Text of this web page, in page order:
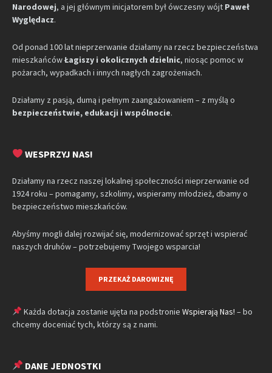
Narodowej, a jej głównym inicjatorem był ówczesny wójt Paweł
Wyględacz.
Od ponad 100 lat nieprzerwanie działamy na rzecz bezpieczeństwa
mieszkańcówŁagiszy i okolicznych dzielnic, niosąc pomoc w
pożarach, wypadkach i innych nagłych zagrożeniach.
Działamy z pasją, dumą i pełnym zaangażowaniem – z myślą o
bezpieczeństwie, edukacji i wspólnocie.
WESPRZYJ NAS!
Działamy na rzecz naszej lokalnej społeczności nieprzerwanie od
1924 roku – pomagamy, szkolimy, wspieramy młodzież, dbamy o
bezpieczeństwo mieszkańców.
Abyśmy mogli dalej rozwijać się, modernizować sprzęt i wspierać
naszych druhów – potrzebujemy Twojego wsparcia!
PRZEKAŻ DAROWIZNĘ
Każda dotacja zostanie ujęta na podstronie Wspierają Nas! – bo
chcemy doceniać tych, którzy są z nami.
DANE JEDNOSTKI